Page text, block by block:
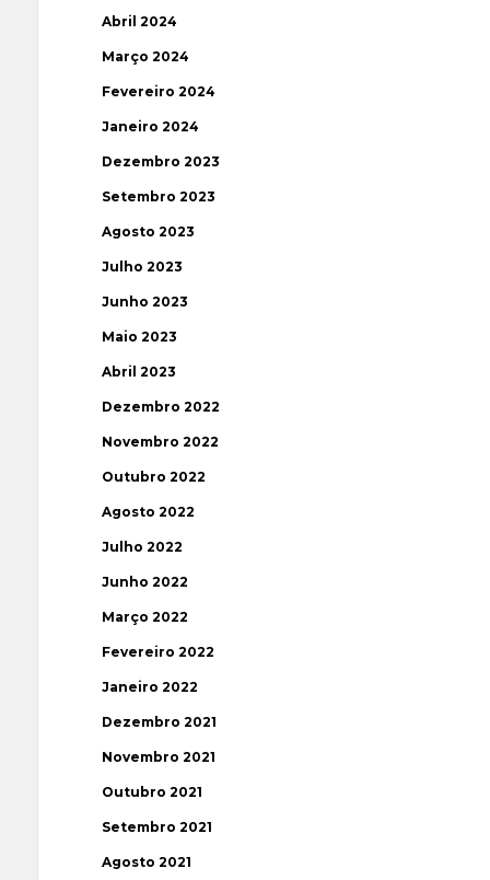
Abril 2024
Março 2024
Fevereiro 2024
Janeiro 2024
Dezembro 2023
Setembro 2023
Agosto 2023
Julho 2023
Junho 2023
Maio 2023
Abril 2023
Dezembro 2022
Novembro 2022
Outubro 2022
Agosto 2022
Julho 2022
Junho 2022
Março 2022
Fevereiro 2022
Janeiro 2022
Dezembro 2021
Novembro 2021
Outubro 2021
Setembro 2021
Agosto 2021